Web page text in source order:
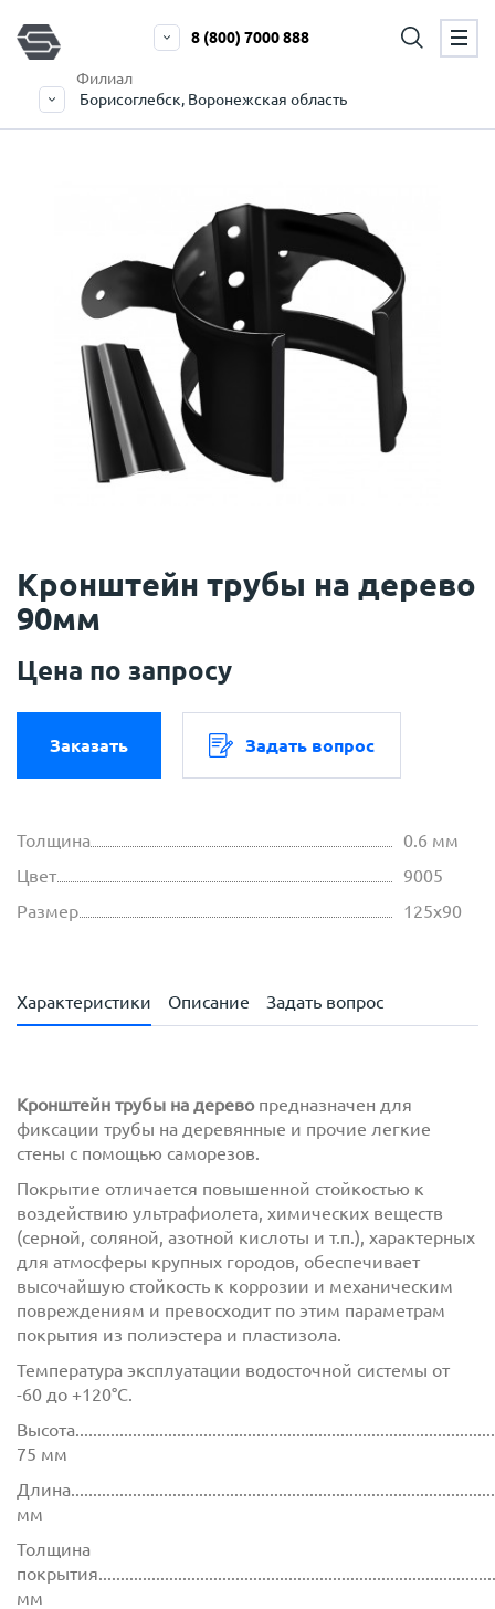
Филиал
Борисоглебск, Воронежская область
8 (800) 7000 888
Кронштейн трубы на дерево
90мм
Цена по запросу
Заказать Задать вопрос
Толщина
0.6 мм
Цвет
9005
Размер
125х90
Характеристики Описание Задать вопрос
Кронштейн трубы на деревопредназначен для
фиксации трубы на деревянные и прочие легкие
стены с помощью саморезов.
Покрытие отличается повышенной стойкостью к
воздействию ультрафиолета, химических веществ
(серной, соляной, азотной кислоты и т.п.), характерных
для атмосферы крупных городов, обеспечивает
высочайшую стойкость к коррозии и механическим
повреждениям и превосходит по этим параметрам
покрытия из полиэстера и пластизола.
Температура эксплуатации водосточной системы от
-60 до +120°C.
75 мм
мм
Толщина
мм